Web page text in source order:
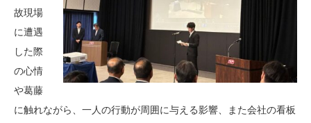
故現場
に遭遇
した際
の心情
や葛藤
に触れながら、一人の行動が周囲に与える影響、また会社の看板